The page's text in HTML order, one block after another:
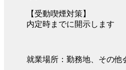
【受動喫煙対策】
内定時までに開示します
就業場所：勤務地、その他